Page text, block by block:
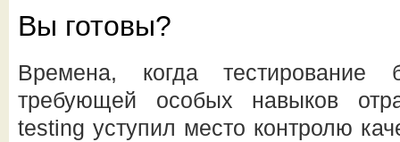
Вы готовы?
Времена, когда тестирование
требующей особых навыков
testing уступил место контролю